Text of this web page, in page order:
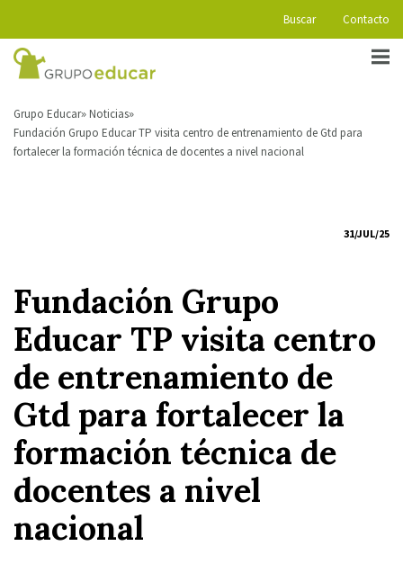
Buscar Contacto
Grupo Educar Noticias
Fundación Grupo Educar TP visita centro de entrenamiento de Gtd para
fortalecer la formación técnica de docentes a nivel nacional
31/JUL/25
Fundación Grupo
Educar TP visita centro
de entrenamiento de
Gtd para fortalecer la
formación técnica de
docentes a nivel
nacional